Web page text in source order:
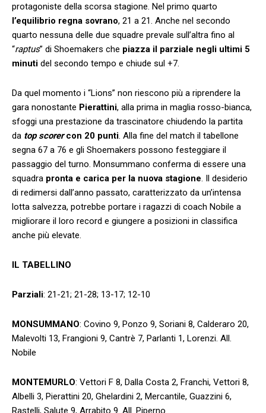
protagoniste della scorsa stagione. Nel primo quarto
l’equilibrio regna sovrano, 21 a 21. Anche nel secondo
quarto nessuna delle due squadre prevale sull’altra fino al
“raptus” di Shoemakers che piazza il parziale negli ultimi 5
minuti del secondo tempo e chiude sul +7.
Da quel momento i “Lions” non riescono più a riprendere la
gara nonostante Pierattini, alla prima in maglia rosso-bianca,
sfoggi una prestazione da trascinatore chiudendo la partita
da top scorercon 20 punti. Alla fine del match il tabellone
segna 67 a 76 e gli Shoemakers possono festeggiare il
passaggio del turno. Monsummano conferma di essere una
squadra pronta e carica per la nuova stagione. Il desiderio
di redimersi dall’anno passato, caratterizzato da un’intensa
lotta salvezza, potrebbe portare i ragazzi di coach Nobile a
migliorare il loro record e giungere a posizioni in classifica
anche più elevate.
IL TABELLINO
Parziali: 21-21; 21-28; 13-17; 12-10
MONSUMMANO: Covino 9, Ponzo 9, Soriani 8, Calderaro 20,
Malevolti 13, Frangioni 9, Cantrè 7, Parlanti 1, Lorenzi. All.
Nobile
MONTEMURLO: Vettori F 8, Dalla Costa 2, Franchi, Vettori 8,
Albelli 3, Pierattini 20, Ghelardini 2, Mercantile, Guazzini 6,
Rastelli, Salute 9, Arrabito 9. All. Piperno